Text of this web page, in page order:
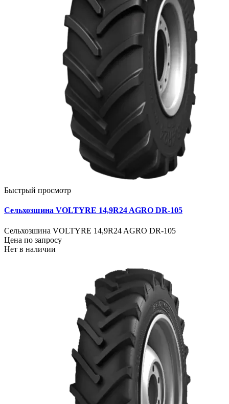
Быстрый просмотр
Сельхозшина VOLTYRE 14,9R24 AGRO DR-105
Сельхозшина VOLTYRE 14,9R24 AGRO DR-105
Цена по запросу
Нет в наличии